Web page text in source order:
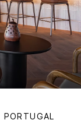
PORTUGAL